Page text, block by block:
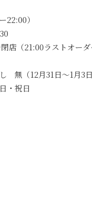
22:00）
店（21:00ラストオーダ
無（12月31日～1月3日
・祝日